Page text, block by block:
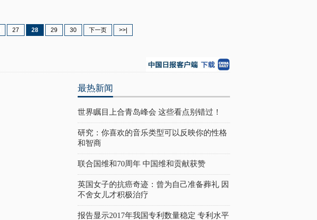
27 28 29 30 下一页 >>|
最热新闻
世界瞩目上合青岛峰会 这些看点别错过！
研究：你喜欢的音乐类型可以反映你的性格
和智商
联合国维和70周年 中国维和贡献获赞
英国女子的抗癌奇迹：曾为自己准备葬礼 因
不舍女儿才积极治疗
报告显示2017年我国专利数量稳定 专利水平